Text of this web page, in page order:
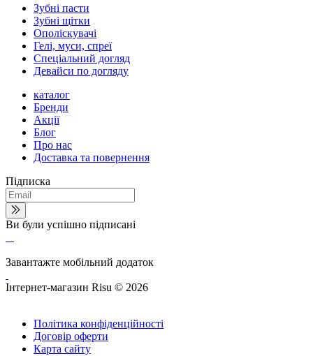
Зубні пасти
Зубні щітки
Ополіскувачі
Гелі, муси, спреї
Спеціальний догляд
Девайси по догляду
каталог
Бренди
Акції
Блог
Про нас
Доставка та повернення
Підписка
Ви були успішно підписані
Завантажте мобільний додаток
Інтернет-магазин Risu © 2026
Політика конфіденційності
Договір оферти
Карта сайту